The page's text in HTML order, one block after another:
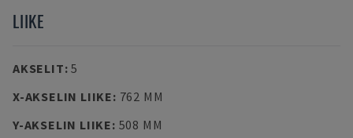
LIIKE
AKSELIT:5
X-AKSELIN LIIKE: 762 MM
Y-AKSELIN LIIKE: 508 MM